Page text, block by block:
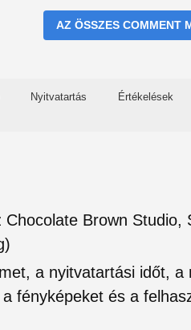
AZ ÖSSZES COMMENT
Nyitvatartás Értékelések
Chocolate Brown Studio,
a nyitvatartási időt, a
fényképeket és a